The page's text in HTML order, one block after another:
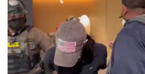
ในตอนนี้นุสราเปิดให้จองสำหรับกรุ๊ปเดี
ในราคา 1,990 บาทต่อท่าน หรือหากม
อาจจะทำได้ตามค่าใช้จ่ายขั้นต่ำที่ทางร้
กรุ๊ปเล็กจองในวันเดียวกัน ทางร้านสา
เว้นระยะห่างตามที่รัฐบาลกำหนดได้เช่
@mayraibkk และ 08 1432 4050 ติดตา